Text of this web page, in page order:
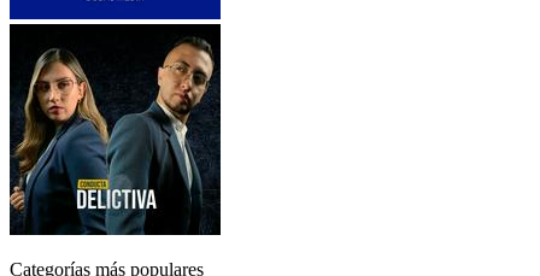
Categorías más populares